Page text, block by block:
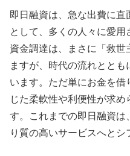
即日融資は、急な出費に
として、多くの人々に愛
資金調達は、まさに「救
ますが、時代の流れとと
います。ただ単にお金を
じた柔軟性や利便性が求
す。これまでの即日融資は
り質の高いサービスへとシ